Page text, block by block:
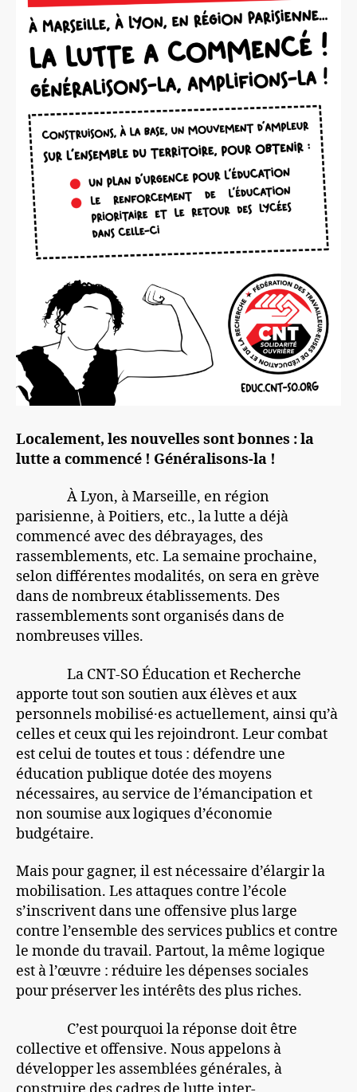
Localement, les nouvelles sont bonnes : la
lutte a commencé ! Généralisons-la !
À Lyon, à Marseille, en région
parisienne, à Poitiers, etc., la lutte a déjà
commencé avec des débrayages, des
rassemblements, etc. La semaine prochaine,
selon différentes modalités, on sera en grève
dans de nombreux établissements. Des
rassemblements sont organisés dans de
nombreuses villes.
La CNT-SO Éducation et Recherche
apporte tout son soutien aux élèves et aux
personnels mobilisé·es actuellement, ainsi qu’à
celles et ceux qui les rejoindront. Leur combat
est celui de toutes et tous : défendre une
éducation publique dotée des moyens
nécessaires, au service de l’émancipation et
non soumise aux logiques d’économie
budgétaire.
Mais pour gagner, il est nécessaire d’élargir la
mobilisation. Les attaques contre l’école
s’inscrivent dans une offensive plus large
contre l’ensemble des services publics et contre
le monde du travail. Partout, la même logique
est à l’œuvre : réduire les dépenses sociales
pour préserver les intérêts des plus riches.
C’est pourquoi la réponse doit être
collective et offensive. Nous appelons à
développer les assemblées générales, à